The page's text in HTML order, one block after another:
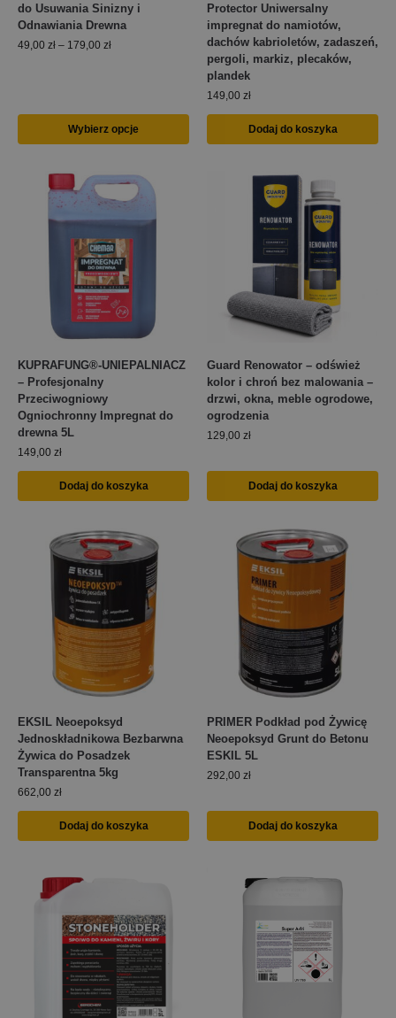
do Usuwania Sinizny i
Odnawiania Drewna
49,00 zł – 179,00 zł
Wybierz opcje
Protector Uniwersalny
impregnat do namiotów,
dachów kabrioletów, zadaszeń,
pergoli, markiz, plecaków,
plandek
149,00 zł
Dodaj do koszyka
KUPRAFUNG®-UNIEPALNIACZ
– Profesjonalny
Przeciwogniowy
Ogniochronny Impregnat do
drewna 5L
149,00 zł
Dodaj do koszyka
Guard Renowator – odśwież
kolor i chroń bez malowania –
drzwi, okna, meble ogrodowe,
ogrodzenia
129,00 zł
Dodaj do koszyka
EKSIL Neoepoksyd
Jednoskładnikowa Bezbarwna
Żywica do Posadzek
Transparentna 5kg
662,00 zł
Dodaj do koszyka
PRIMER Podkład pod Żywicę
Neoepoksyd Grunt do Betonu
ESKIL 5L
292,00 zł
Dodaj do koszyka